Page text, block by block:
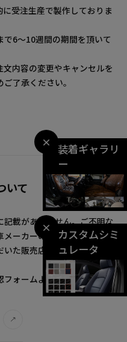
×
カスタムシミ
ュレータ
受注生産で製作しておりま
6～10週間の期間を頂いて
内容の変更やキャンセルを
了承ください。
いて
載がありません。ご不明な
ーカーのグレード検索でお
た販売店へご確認くださ
ォームよりお問合せくださ
×
装着ギャラリ
ー